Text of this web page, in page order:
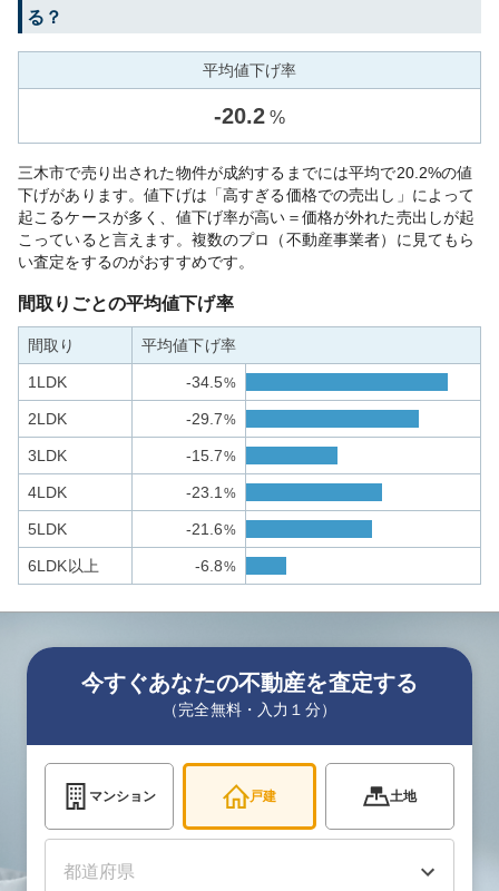
る？
平均値下げ率
-20.2 %
三木市で売り出された物件が成約するまでには平均で20.2%の値
下げがあります。値下げは「高すぎる価格での売出し」によって
起こるケースが多く、値下げ率が高い＝価格が外れた売出しが起
こっていると言えます。複数のプロ（不動産事業者）に見てもら
い査定をするのがおすすめです。
間取りごとの平均値下げ率
間取り 平均値下げ率
1LDK -34.5%
2LDK -29.7%
3LDK -15.7%
4LDK -23.1 %
5LDK -21.6%
6LDK以上 -6.8%
今すぐあなたの不動産を査定する
（完全無料・入力１分）
マンション 戸建 土地